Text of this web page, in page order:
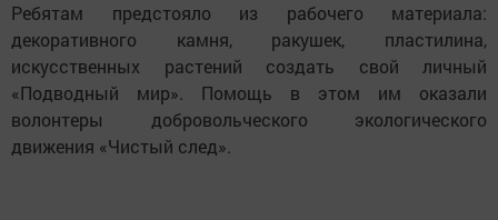
Ребятам предстояло из рабочего материала:
декоративного камня, ракушек, пластилина,
искусственных растений создать свой личный
«Подводный мир». Помощь в этом им оказали
волонтеры добровольческого экологического
движения «Чистый след».